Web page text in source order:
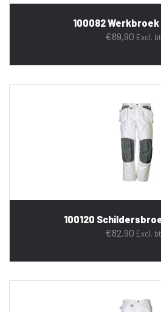
100082
€89,90 Excl.
100120
€82,90 Excl.